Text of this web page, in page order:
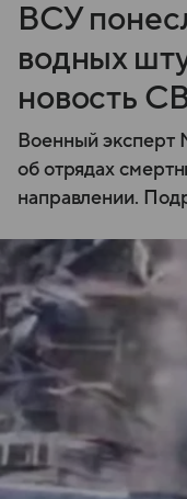
ВСУ
водных
новость
Военный эксперт
об отрядах
направлении.